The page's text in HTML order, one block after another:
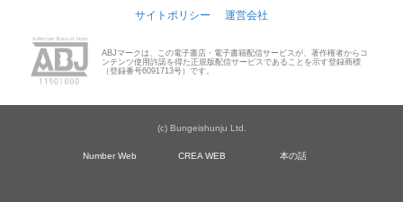
サイトポリシー 運営会社
ABJマークは、この電子書店・電子書籍配信サービスが、著作権者からコ
ンテンツ使用許諾を得た正規版配信サービスであることを示す登録商標
（登録番号6091713号）です。
(c) Bungeishunju Ltd.
Number Web CREA WEB 本の話